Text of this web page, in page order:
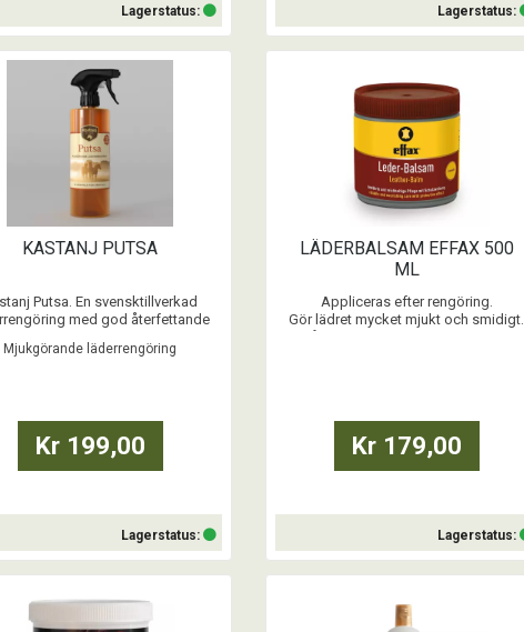
Lagerstatus:
Köp
Lagerstatus:
KASTANJ PUTSA
Putsa. En svensktillverkad
med god återfettande
Mjukgörande läderrengöring
Kr 199,00
Lagerstatus:
Köp
LÄDERBALSAM EFFAX 500
ML
Appliceras efter rengöring.
Gör lädret mycket mjukt och smidigt.
Kr 179,00
Lagerstatus: